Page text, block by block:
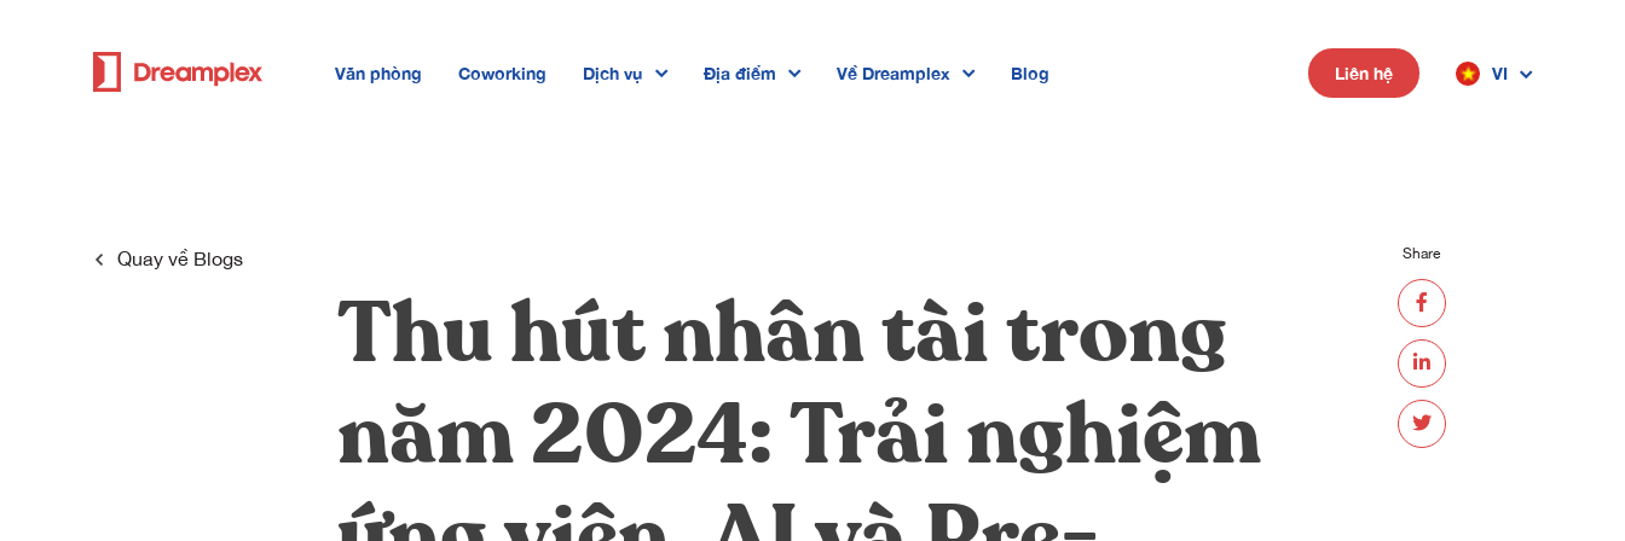
Văn phòng Coworking Dịch vụ Địa điểm
Dreamplex Trần Quang Khải
Dreamplex Nguyễn Trung Ngạn
Dreamplex Thái Hà
Về Dreamplex Blog Liên hệ VI
Quay về Blogs
Thu hút nhân tài trong
năm 2024: Trải nghiệm
Share